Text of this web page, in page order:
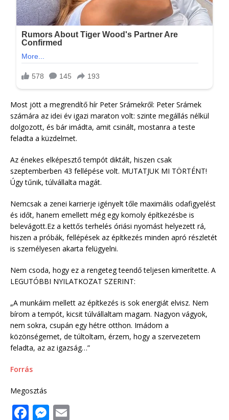
Most jött a megrendítő hír Peter Srámekről: Peter Srámek
számára az idei év igazi maraton volt: szinte megállás nélkül
dolgozott, és bár imádta, amit csinált, mostanra a teste
feladta a küzdelmet.
Az énekes elképesztő tempót diktált, hiszen csak
szeptemberben 43 fellépése volt. MUTATJUK MI TÖRTÉNT!
Úgy tűnik, túlvállalta magát.
Nemcsak a zenei karrierje igényelt tőle maximális odafigyelést
és időt, hanem emellett még egy komoly építkezésbe is
belevágott.Ez a kettős terhelés óriási nyomást helyezett rá,
hiszen a próbák, fellépések az építkezés minden apró részletét
is személyesen akarta felügyelni.
Nem csoda, hogy ez a rengeteg teendő teljesen kimerítette. A
LEGUTÓBBI NYILATKOZAT SZERINT:
„A munkáim mellett az építkezés is sok energiát elvisz. Nem
bírom a tempót, kicsit túlvállaltam magam. Nagyon vágyok,
nem sokra, csupán egy hétre otthon. Imádom a
közönségemet, de túltoltam, érzem, hogy a szervezetem
feladta, az az igazság…”
Forrás
Megosztás
F M